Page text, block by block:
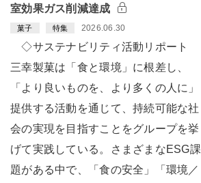
室効果ガス削減達成
菓子 特集 2026.06.30
◇サステナビリティ活動リポート
三幸製菓は「食と環境」に根差し、
「より良いものを、より多くの人に」
提供する活動を通じて、持続可能な社
会の実現を目指すことをグループを挙
げて実践している。さまざまなESG課
題がある中で、「食の安全」「環境／